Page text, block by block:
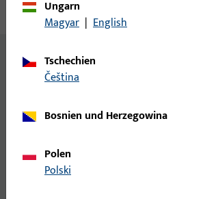
Technische Daten
Zusatzinformationen
DIN 7982 = austauschbar mit ISO 7050
Allgemeine Informationen
Senk-Blechschraube DIN7982/21184 4,8 x L
Ungarn
Magyar | English
Tschechien
čeština
Bosnien und Herzegowina
Polen
Polski